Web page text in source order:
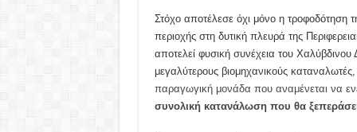
Στόχο αποτέλεσε όχι μόνο η τροφοδότηση
περιοχής στη δυτική πλευρά της
αποτελεί φυσική συνέχεια του
μεγαλύτερους βιομηχανικούς
παραγωγική μονάδα που αναμένεται να
συνολική κατανάλωση που θα